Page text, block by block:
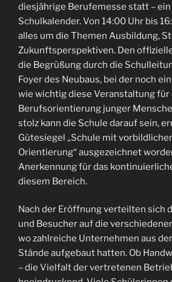
diesjährige Berufemesse statt –
Schulkalender. Von 14:00 Uhr bis
alles um die Themen Ausbildung,
Zukunftsperspektiven. Den
die Begrüßung durch die
Foyer des Neubaus, bei der noch
wie wichtig diese Veranstaltung für
Berufsorientierung junger
stolz kann die Schule darauf sein,
Gütesiegel „Schule mit
Orientierung“ ausgezeichnet
Anerkennung für das
diesem Bereich.
Nach der Eröffnung verteilten sich
und Besucher auf die
wo zahlreiche Unternehmen aus
Stände aufgebaut hatten. Ob
– die Vielfalt der vertretenen